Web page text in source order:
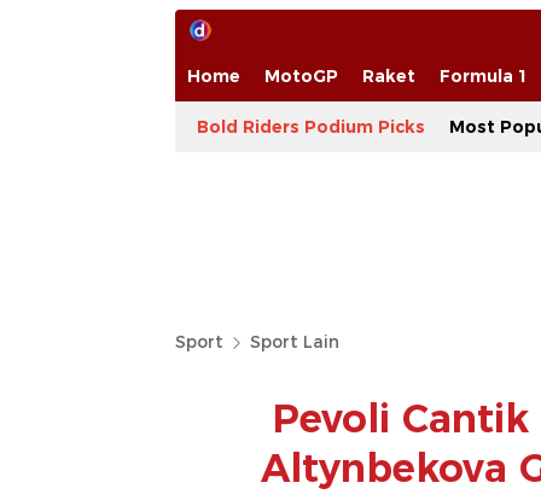
Home MotoGP Raket Formula 1
Bold Riders Podium Picks Most
Sport Sport Lain
Pevoli
Altynbekova